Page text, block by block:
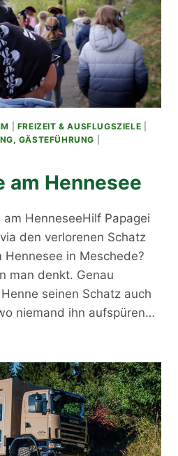
FREIZEIT & AUSFLUGSZIELE
GÄSTEFÜHRUNG
am Hennesee
HenneseeHilf Papagei
den verlorenen Schatz
in Meschede?
man denkt. Genau
seinen Schatz auch
niemand ihn aufspüren…